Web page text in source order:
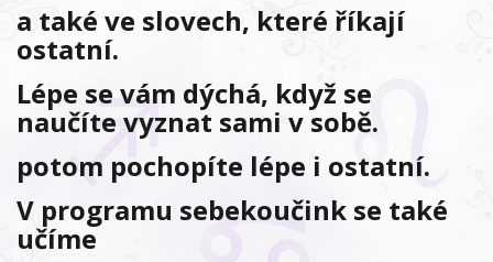
a také ve slovech, které říkají
ostatní.
Lépe se vám dýchá, když se
naučíte vyznat sami v sobě.
potom pochopíte lépe i ostatní.
V programu sebekoučink se také
učíme